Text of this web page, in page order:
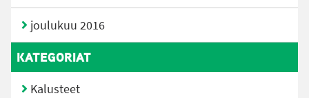
joulukuu 2016
KATEGORIAT
Kalusteet